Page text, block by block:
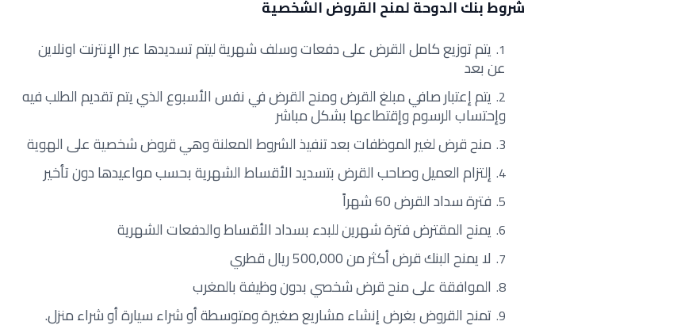
شروط بنك الدوحة لمنح القروض الشخصية
يتم توزيع كامل القرض على دفعات وسلف شهرية ليتم تسديدها عبر الإنترنت اونلاين
عن بعد
يتم إعتبار صافي مبلغ القرض ومنح القرض في نفس الأسبوع الذي يتم تقديم الطلب فيه
وإحتساب الرسوم وإقتطاعها بشكل مباشر
منح قرض لغير الموظفات بعد تنفيذ الشروط المعلنة وهي قروض شخصية على الهوية
إلتزام العميل وصاحب القرض بتسديد الأقساط الشهرية بحسب مواعيدها دون تأخير
فترة سداد القرض 60 شهراً
يمنح المقترض فترة شهرين للبدء بسداد الأقساط والدفعات الشهرية
لا يمنح البنك قرض أكثر من 500,000 ريال قطري
الموافقة على منح قرض شخصي بدون وظيفة بالمغرب
تمنح القروض بغرض إنشاء مشاريع صغيرة ومتوسطة أو شراء سيارة أو شراء منزل.